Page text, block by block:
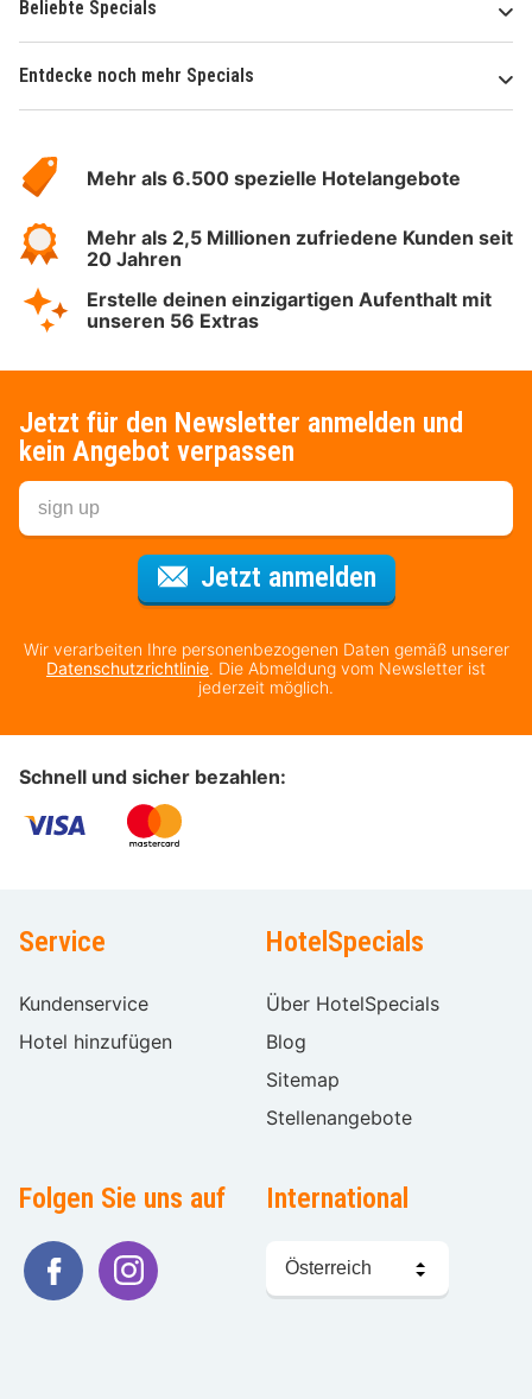
Beliebte Specials
Entdecke noch mehr Specials
Hotelspecials
Mehr als 6.500 spezielle Hotelangebote
Mehr als 2,5 Millionen zufriedene Kunden seit
20 Jahren
Erstelle deinen einzigartigen Aufenthalt mit
unseren 56 Extras
Jetzt für den Newsletter anmelden und
kein Angebot verpassen
Jetzt anmeldenFür den
Wir verarbeiten Ihre personenbezogenen Daten gemäß unserer
Datenschutzrichtlinie. Die Abmeldung vom Newsletter ist
jederzeit möglich.
Schnell und sicher bezahlen:
Service
Kundenservice
Hotel hinzufügen
HotelSpecials
Über HotelSpecials
Blog
Sitemap
Stellenangebote
Folgen Sie uns auf International
Sprache
wählen